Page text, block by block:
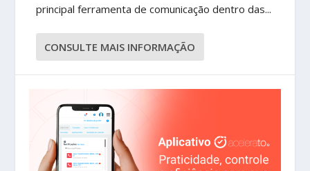
principal ferramenta de comunicação dentro das...
CONSULTE MAIS INFORMAÇÃO